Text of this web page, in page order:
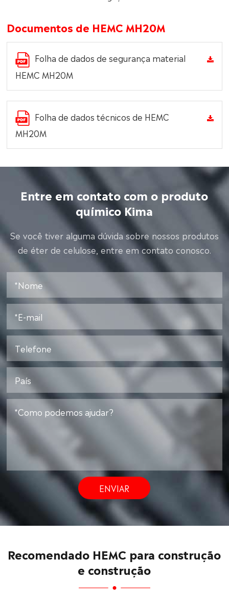
Documentos de HEMC MH20M
Folha de dados de segurança material
HEMC MH20M
Folha de dados técnicos de HEMC
MH20M
Entre em contato com o produto
químico Kima
Se você tiver alguma dúvida sobre nossos produtos
de éter de celulose, entre em contato conosco.
ENVIAR
Recomendado HEMC para construção
e construção